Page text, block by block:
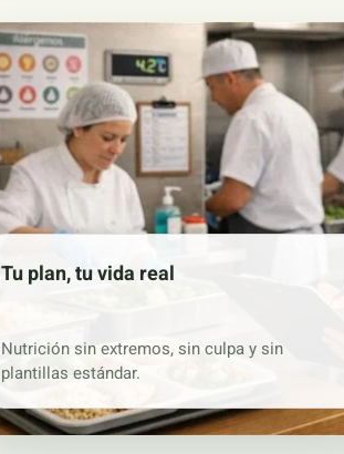
Tu plan, tu vida real
Nutrición sin extremos, sin culpa y sin
plantillas estándar.